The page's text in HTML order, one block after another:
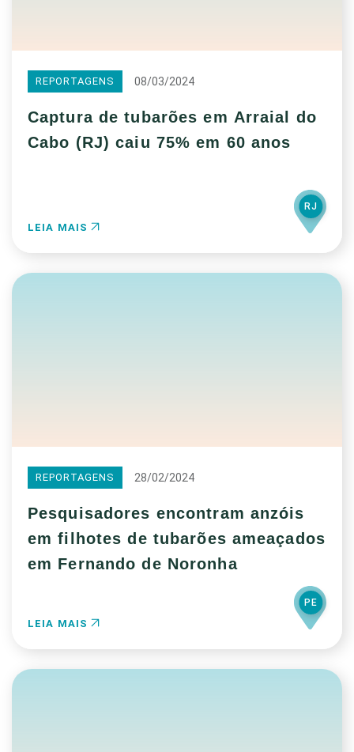
REPORTAGENS 08/03/2024
Captura de tubarões em Arraial do
Cabo (RJ) caiu 75% em 60 anos
LEIA MAIS
RJ
REPORTAGENS 28/02/2024
Pesquisadores encontram anzóis
em filhotes de tubarões ameaçados
em Fernando de Noronha
LEIA MAIS
PE